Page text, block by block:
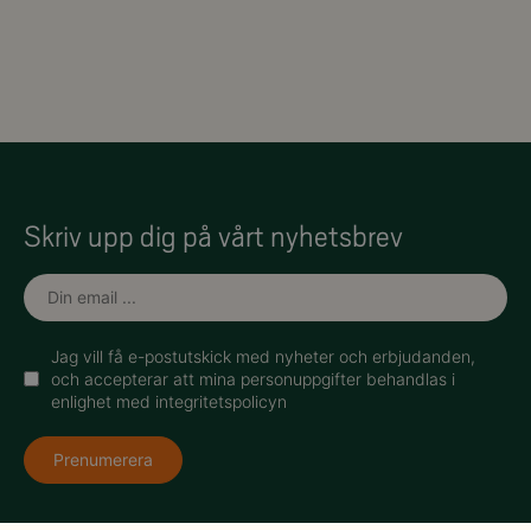
Skriv upp dig på vårt nyhetsbrev
Jag vill få e-postutskick med nyheter och erbjudanden,
och accepterar att mina personuppgifter behandlas i
enlighet med integritetspolicyn
Prenumerera